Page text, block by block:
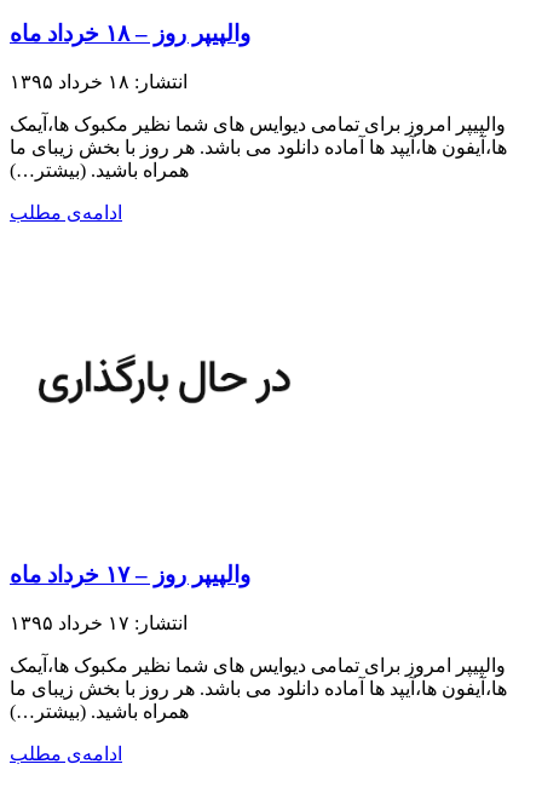
والپیپر روز – ۱۸ خرداد ماه
انتشار: ۱۸ خرداد ۱۳۹۵
والپیپر امروز برای تمامی دیوایس های شما نظیر مکبوک ها،آیمک
ها،آیفون ها،آیپد ها آماده دانلود می باشد. هر روز با بخش زیبای ما
همراه باشید.​ (بیشتر…)
ادامه‌ی مطلب
والپیپر روز – ۱۷ خرداد ماه
انتشار: ۱۷ خرداد ۱۳۹۵
والپیپر امروز برای تمامی دیوایس های شما نظیر مکبوک ها،آیمک
ها،آیفون ها،آیپد ها آماده دانلود می باشد. هر روز با بخش زیبای ما
همراه باشید.​ (بیشتر…)
ادامه‌ی مطلب